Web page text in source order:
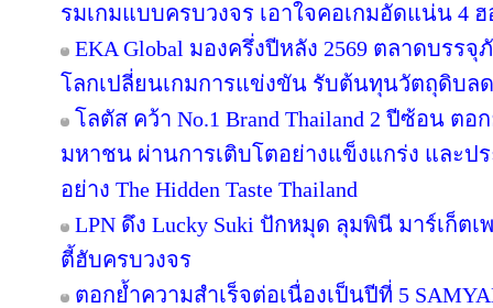
รมเกมแบบครบวงจร เอาใจคอเกมอัดแน่น 4
EKA Global มองครึ่งปีหลัง 2569 ตลาดบร
โลกเปลี่ยนเกมการแข่งขัน รับต้นทุนวัตถุดิบล
โลตัส คว้า No.1 Brand Thailand 2 ปีซ้อน ต
มหาชน ผ่านการเติบโตอย่างแข็งแกร่ง และ
อย่าง The Hidden Taste Thailand
LPN ดึง Lucky Suki ปักหมุด ลุมพินี มาร์เก็ต
ตี้ฮับครบวงจร
ตอกย้ำความสำเร็จต่อเนื่องเป็นปีที่ 5